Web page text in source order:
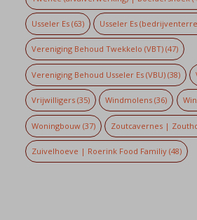
Usseler Es(63) Usseler Es
Vereniging Behoud Twekkelo (VBT)(47)
Vereniging Behoud Usseler Es (VBU)(38)
Vrijwilligers(35) Windmolens (36)
Woningbouw(37) Zoutcavernes |
Zuivelhoeve | Roerink Food Familiy(48)